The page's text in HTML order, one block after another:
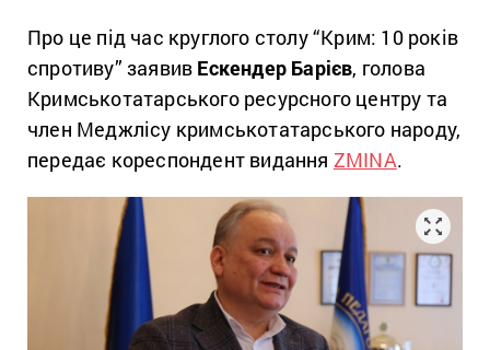
Про це під час круглого столу “Крим: 10 років
спротиву” заявив Ескендер Барієв, голова
Кримськотатарського ресурсного центру та
член Меджлісу кримськотатарського народу,
передає кореспондент видання ZMINA.